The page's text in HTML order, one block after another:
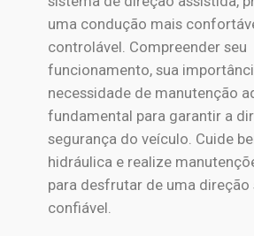
uma condução mais
controlável. Compreender seu
funcionamento, sua
necessidade de manutenção
fundamental para garantir a
segurança do veículo. Cuide
hidráulica e realize
para desfrutar de uma direção
confiável.